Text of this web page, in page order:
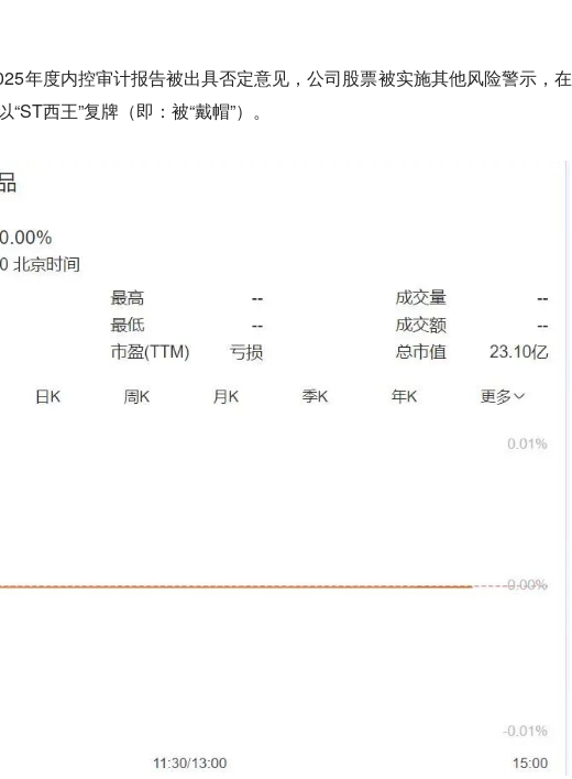
年度内控审计报告被出具否定意见，公司股票被实施其他风险警示，在
西王”复牌（即：被“戴帽”）。